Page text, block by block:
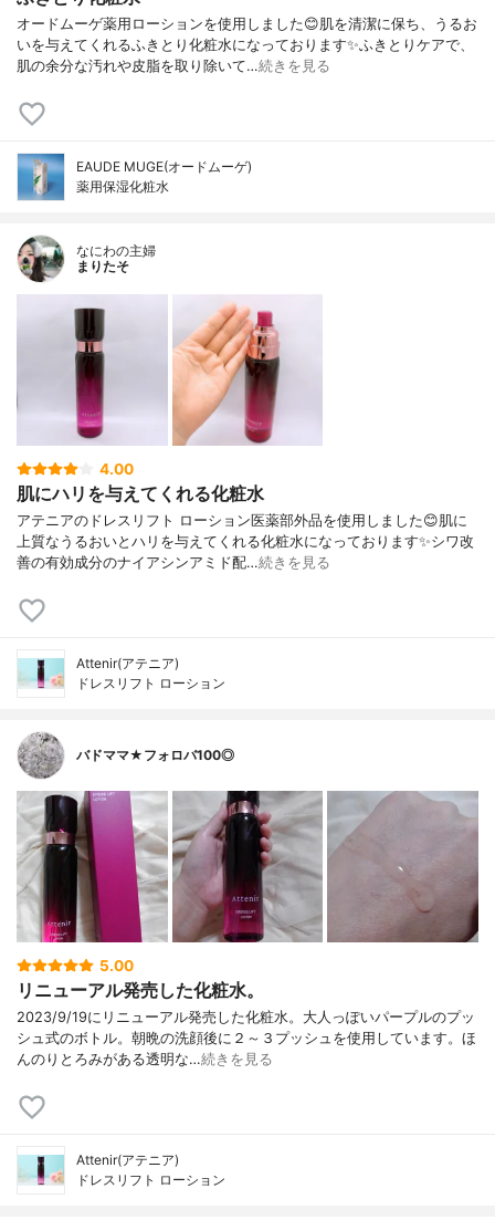
オードムーゲ薬用ローションを使用しました😊肌を清潔に保ち、うるお
いを与えてくれるふきとり化粧水になっております✨ふきとりケアで、
肌の余分な汚れや皮脂を取り除いて…続きを見る
EAUDE MUGE(オードムーゲ)
薬用保湿化粧水
なにわの主婦
まりたそ
4.00
肌にハリを与えてくれる化粧水
アテニアのドレスリフト ローション医薬部外品を使用しました😊肌に
上質なうるおいとハリを与えてくれる化粧水になっております✨シワ改
善の有効成分のナイアシンアミド配…続きを見る
Attenir(アテニア)
ドレスリフト ローション
バドママ★フォロバ100◎
5.00
リニューアル発売した化粧水。
2023/9/19にリニューアル発売した化粧水。大人っぽいパープルのプッ
シュ式のボトル。朝晩の洗顔後に２～３プッシュを使用しています。ほ
んのりとろみがある透明な…続きを見る
Attenir(アテニア)
ドレスリフト ローション